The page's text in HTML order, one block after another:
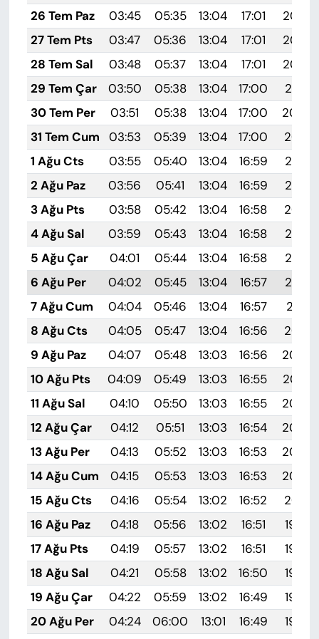
26 Tem Paz
03:45 05:35 13:04 17:01
20:24
27 Tem Pts
03:47 05:36 13:04 17:01
20:23
28 Tem Sal
03:48 05:37 13:04 17:01
20:22
29 Tem Çar
03:50 05:38 13:04 17:00
20:21
30 Tem Per
03:51 05:38 13:04 17:00
20:20
31 Tem Cum
03:53 05:39 13:04 17:00
20:19
1 Ağu Cts
03:55 05:40 13:04 16:59
20:18
2 Ağu Paz
03:56 05:41 13:04 16:59
20:17
3 Ağu Pts
03:58 05:42 13:04 16:58
20:16
4 Ağu Sal
03:59 05:43 13:04 16:58
20:15
5 Ağu Çar
04:01 05:44 13:04 16:58
20:14
6 Ağu Per
04:02 05:45 13:04 16:57
20:12
7 Ağu Cum
04:04 05:46 13:04 16:57
20:11
8 Ağu Cts
04:05 05:47 13:04 16:56
20:10
9 Ağu Paz
04:07 05:48 13:03 16:56
20:09
10 Ağu Pts
04:09 05:49 13:03 16:55
20:07
11 Ağu Sal
04:10 05:50 13:03 16:55
20:06
12 Ağu Çar
04:12 05:51 13:03 16:54
20:05
13 Ağu Per
04:13 05:52 13:03 16:53
20:03
14 Ağu Cum
04:15 05:53 13:03 16:53
20:02
15 Ağu Cts
04:16 05:54 13:02 16:52
20:01
16 Ağu Paz
04:18 05:56 13:02 16:51
19:59
17 Ağu Pts
04:19 05:57 13:02 16:51
19:58
18 Ağu Sal
04:21 05:58 13:02 16:50
19:56
19 Ağu Çar
04:22 05:59 13:02 16:49
19:55
20 Ağu Per
04:24 06:00 13:01 16:49
19:53